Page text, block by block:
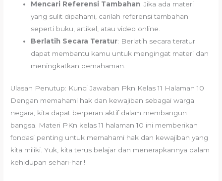
Mencari Referensi Tambahan: Jika ada materi
yang sulit dipahami, carilah referensi tambahan
seperti buku, artikel, atau video online.
Berlatih Secara Teratur: Berlatih secara teratur
dapat membantu kamu untuk mengingat materi dan
meningkatkan pemahaman.
Ulasan Penutup: Kunci Jawaban Pkn Kelas 11 Halaman 10
Dengan memahami hak dan kewajiban sebagai warga
negara, kita dapat berperan aktif dalam membangun
bangsa. Materi PKn kelas 11 halaman 10 ini memberikan
fondasi penting untuk memahami hak dan kewajiban yang
kita miliki. Yuk, kita terus belajar dan menerapkannya dalam
kehidupan sehari-hari!